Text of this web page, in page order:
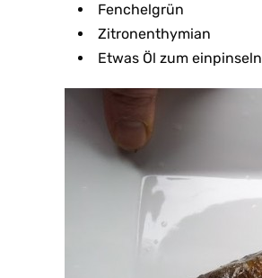
Fenchelgrün
Zitronenthymian
Etwas Öl zum einpinseln